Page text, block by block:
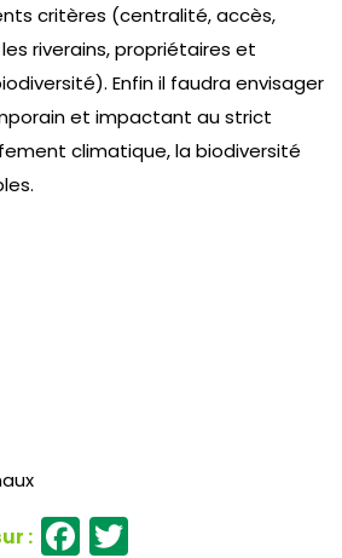
critères (centralité, accès,
riverains, propriétaires et
Enfin il faudra envisager
et impactant au strict
climatique, la biodiversité
Facebook